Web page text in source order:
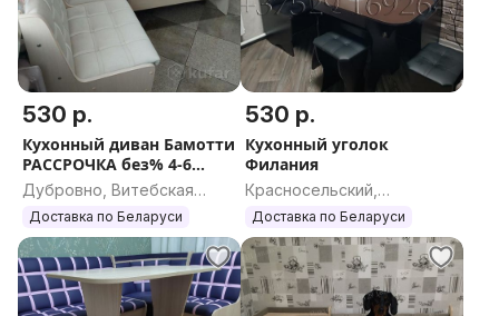
530 р.
Кухонный диван Бамотти
РАССРОЧКА без% 4-6
месяцев
Дубровно, Витебская
область
Доставка по Беларуси
530 р.
Кухонный уголок
Филания
Красносельский,
Гродненская область
Доставка по Беларуси